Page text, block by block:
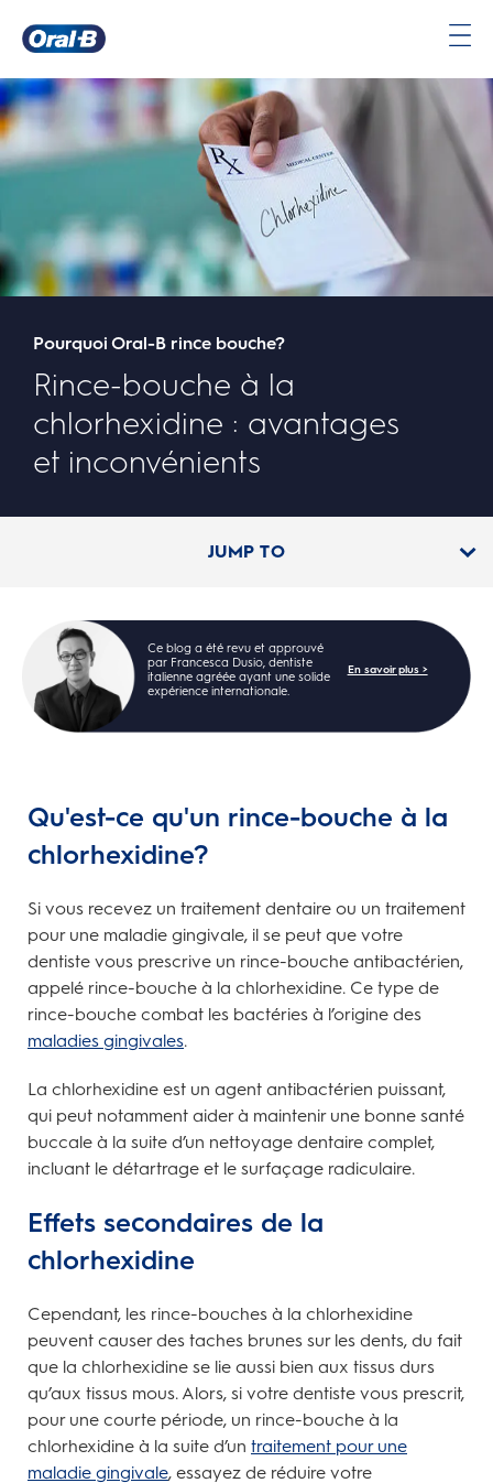
d’accueil
Pourquoi Oral-B rince bouche?
Rince-bouche à la
chlorhexidine : avantages
et inconvénients
JUMP TO
Ce blog a été revu et approuvé
par Francesca Dusio, dentiste
italienne agréée ayant une solide
expérience internationale.
En savoir plus >
Qu'est-ce qu'un rince-bouche à la
chlorhexidine?
Si vous recevez un traitement dentaire ou un traitement
pour une maladie gingivale, il se peut que votre
dentiste vous prescrive un rince-bouche antibactérien,
appelé rince-bouche à la chlorhexidine. Ce type de
rince-bouche combat les bactéries à l’origine des
maladies gingivales.
La chlorhexidine est un agent antibactérien puissant,
qui peut notamment aider à maintenir une bonne santé
buccale à la suite d’un nettoyage dentaire complet,
incluant le détartrage et le surfaçage radiculaire.
Effets secondaires de la
chlorhexidine
Cependant, les rince-bouches à la chlorhexidine
peuvent causer des taches brunes sur les dents, du fait
que la chlorhexidine se lie aussi bien aux tissus durs
qu’aux tissus mous. Alors, si votre dentiste vous prescrit,
pour une courte période, un rince-bouche à la
chlorhexidine à la suite d’un traitement pour une
maladie gingivale, essayez de réduire votre